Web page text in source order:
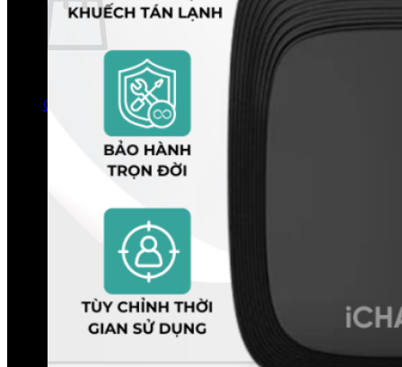
Chưa có sản phẩm trong giỏ hàng.
Quay trở lại cửa hàng